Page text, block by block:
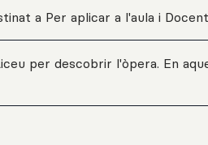
a Per aplicar a l'aula i Docent
per descobrir l'òpera. En